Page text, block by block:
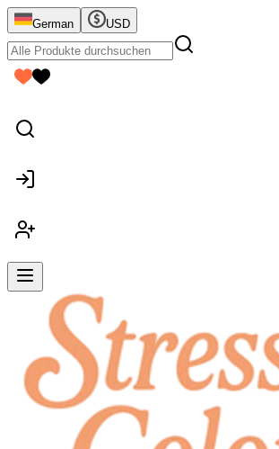
German USD